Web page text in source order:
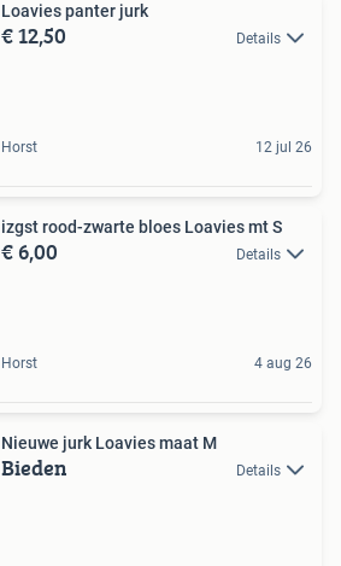
Loavies panter jurk
€ 12,50 Details
Horst 12 jul 26
izgst rood-zwarte bloes Loavies mt S
€ 6,00 Details
Horst 4 aug 26
Nieuwe jurk Loavies maat M
Bieden Details